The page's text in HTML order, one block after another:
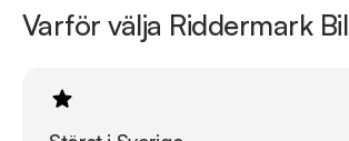
Varför välja Riddermark Bil